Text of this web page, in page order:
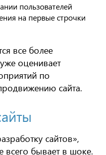
пользователей
на первые строчки
все более
оценивает
по
сайта.
сайтов»,
всего бывает в шоке.